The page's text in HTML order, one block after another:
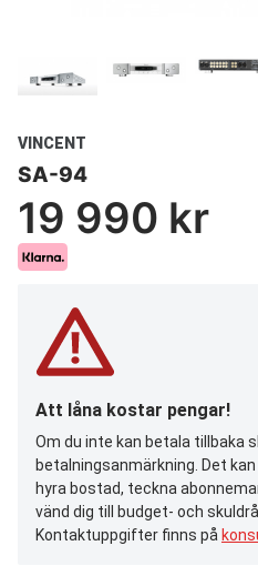
VINCENT
SA-94
19 990 kr
Att låna kostar pengar!
Om du inte kan betala tillbaka
betalningsanmärkning. Det
hyra bostad, teckna
vänd dig till budget- och
Kontaktuppgifter finns på